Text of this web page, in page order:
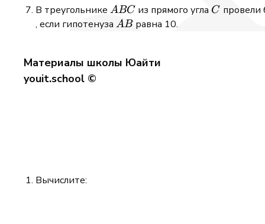
В треугольнике ABC
ABC из прямого угла C
C провели
, если гипотенуза AB
ABравна 10.
Материалы школы Юайти
youit.school ©
Вычислите: